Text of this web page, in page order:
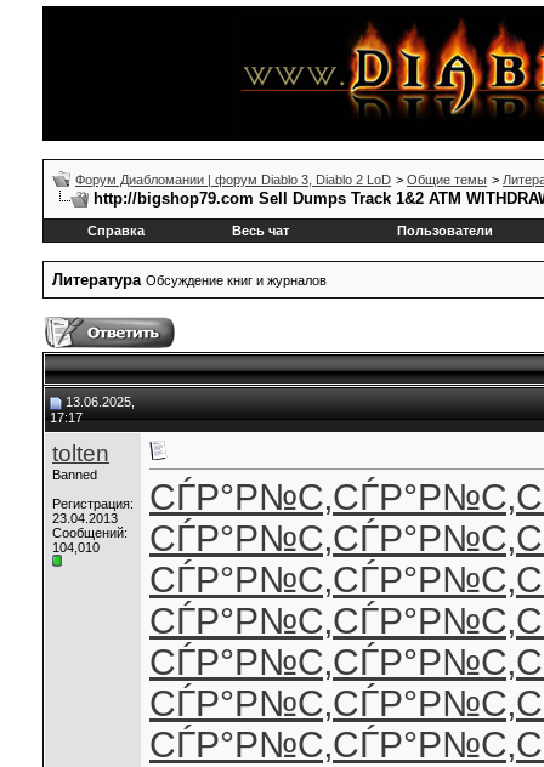
Форум Диабломании | форум Diablo 3, Diablo 2 LoD > Общие темы >
http://bigshop79.com Sell Dumps Track 1&2 ATM
Справка Весь чат Пользователи
Литература Обсуждение книг и журналов
13.06.2025,
17:17
tolten
Banned
Регистрация:
23.04.2013
Сообщений:
104,010
СЃР°Р№С‚СЃР°Р№С‚
СЃР°Р№С‚СЃР°Р№С‚
СЃР°Р№С‚СЃР°Р№С‚
СЃР°Р№С‚СЃР°Р№С‚
СЃР°Р№С‚СЃР°Р№С‚
СЃР°Р№С‚СЃР°Р№С‚
СЃР°Р№С‚СЃР°Р№С‚